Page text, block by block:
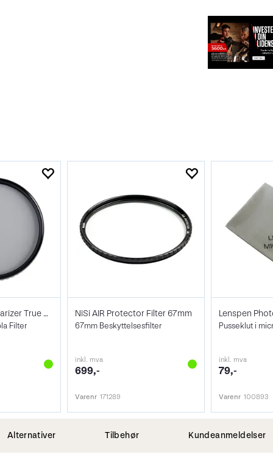
NiSi Filter Circ Polarizer True Color 67
Filter
NiSi AIR Protector Filter 67mm
67mm Beskyttelsesfilter
inkl. mva
699,-
Varenr 171289
Pusseklut i
inkl. mva
79,-
Varenr 100893
Alternativer Tilbehør Kundeanmeldelser